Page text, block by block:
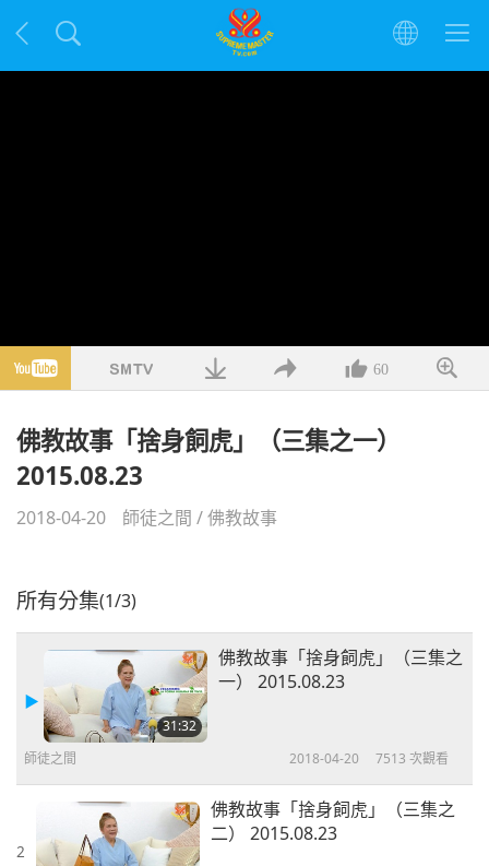
60
佛教故事「捨身飼虎」（三集之一）
2015.08.23
2018-04-20 師徒之間 /佛教故事
所有分集(1/3)
31:32
佛教故事「捨身飼虎」（三集之
一） 2015.08.23
師徒之間 2018-04-20 7513 次觀看
2
佛教故事「捨身飼虎」（三集之
二） 2015.08.23